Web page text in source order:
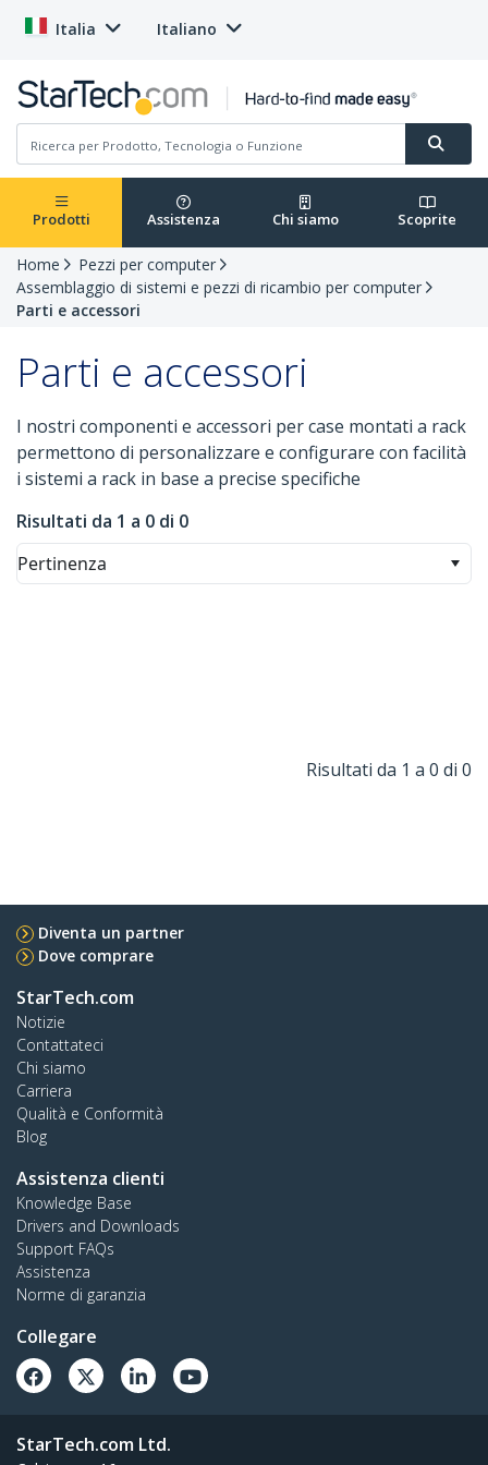
Italia Italiano
Prodotti Assistenza Chi siamo Scoprite
Home
Pezzi per computer
Assemblaggio di sistemi e pezzi di ricambio per computer
Parti e accessori
Parti e accessori
I nostri componenti e accessori per case montati a rack
permettono di personalizzare e configurare con facilità
i sistemi a rack in base a precise specifiche
Risultati da 1 a 0 di 0
Pertinenza
Risultati da 1 a 0 di 0
Diventa un partner
Dove comprare
StarTech.com
Notizie
Contattateci
Chi siamo
Carriera
Qualità e Conformità
Blog
Assistenza clienti
Knowledge Base
Drivers and Downloads
Support FAQs
Assistenza
Norme di garanzia
Collegare
StarTech.com Ltd.